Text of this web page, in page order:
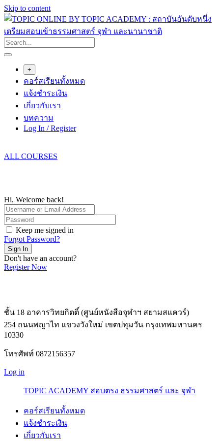
Skip to content
+
คอร์สเรียนทั้งหมด
แจ้งชำระเงิน
เกี่ยวกับเรา
บทความ
Log In / Register
ALL COURSES
Hi, Welcome back!
Keep me signed in
Forgot Password?
Sign In
Don't have an account?
Register Now
ชั้น 18 อาคารวิทยกิตติ์ (ศูนย์หนังสือจุฬาฯ สยามสแควร์)
254 ถนนพญาไท แขวงวังใหม่ เขตปทุมวัน กรุงเทพมหานคร
10330
โทรศัพท์ 0872156357
Log in
TOPIC ACADEMY สอบตรง ธรรมศาสตร์ และ จุฬา
คอร์สเรียนทั้งหมด
แจ้งชำระเงิน
เกี่ยวกับเรา